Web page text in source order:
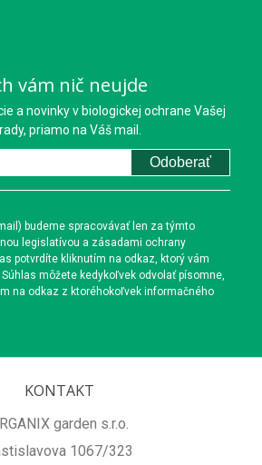
vám nič neujde
a novinky v biologickej ochrane Vašej
priamo na Váš mail.
Odoberať
budeme spracovávať len za týmto
legislatívou a zásadami ochrany
potvrdíte kliknutím na odkaz, ktorý vám
môžete kedykoľvek odvolať písomne,
na odkaz z ktoréhokoľvek informačného
KONTAKT
garden s.r.o.
1067/323